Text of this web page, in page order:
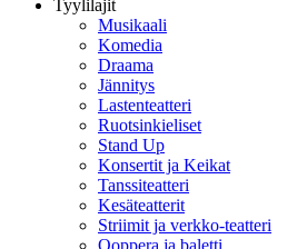
Tyylilajit
Musikaali
Komedia
Draama
Jännitys
Lastenteatteri
Ruotsinkieliset
Stand Up
Konsertit ja Keikat
Tanssiteatteri
Kesäteatterit
Striimit ja verkko-teatteri
Ooppera ja baletti